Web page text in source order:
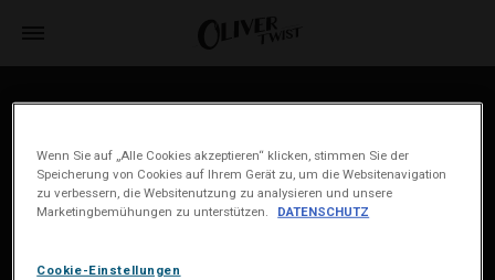
DK-5230 Odense M
info@oliver-twist.dk
Wenn Sie auf „Alle Cookies akzeptieren“ klicken, stimmen Sie der
Speicherung von Cookies auf Ihrem Gerät zu, um die Websitenavigation
zu verbessern, die Websitenutzung zu analysieren und unsere
Marketingbemühungen zu unterstützen.
DATENSCHUTZ
Cookie-Einstellungen